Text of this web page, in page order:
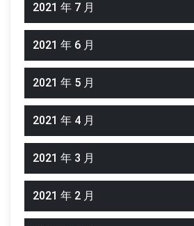
2021 年 7 月
2021 年 6 月
2021 年 5 月
2021 年 4 月
2021 年 3 月
2021 年 2 月